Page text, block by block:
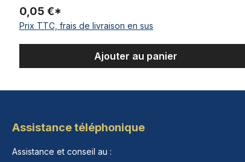
0,05 €*
Prix TTC, frais de livraison en sus
Ajouter au panier
Assistance téléphonique
Assistance et conseil au :